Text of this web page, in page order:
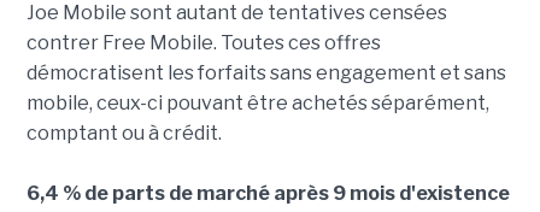
Joe Mobile sont autant de tentatives censées
contrer Free Mobile. Toutes ces offres
démocratisent les forfaits sans engagement et sans
mobile, ceux-ci pouvant être achetés séparément,
comptant ou à crédit.
6,4 % de parts de marché après 9 mois d'existence